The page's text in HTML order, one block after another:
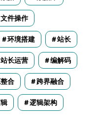
文件操作
环境搭建 站长
站长运营 编解码
合 跨界融合
逻辑架构